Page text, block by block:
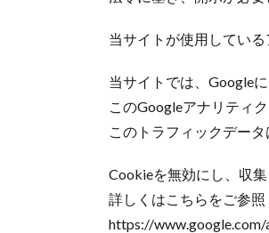
当サイトが使用してい
当サイトでは、Google
このGoogleアナリティ
このトラフィックデー
Cookieを無効にし、収
詳しくはこちらをご参照
https://